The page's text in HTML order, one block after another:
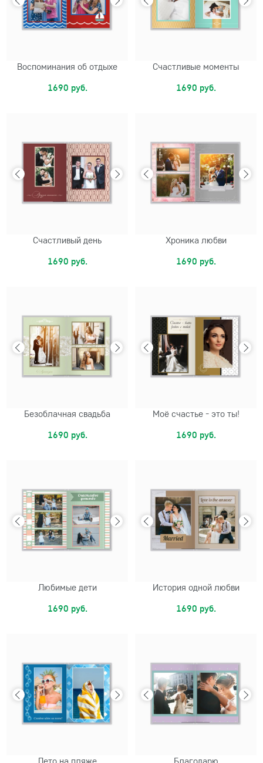
Воспоминания об отдыхе
1690 руб.
Счастливые моменты
1690 руб.
Счастливый день
1690 руб.
Хроника любви
1690 руб.
Безоблачная свадьба
1690 руб.
Моё счастье - это ты!
1690 руб.
Любимые дети
1690 руб.
История одной любви
1690 руб.
Лето на пляже Благодарю